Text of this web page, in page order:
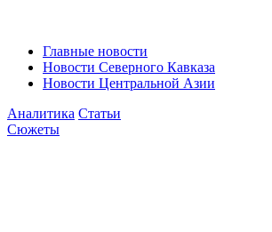
Главные новости
Новости Северного Кавказа
Новости Центральной Азии
Аналитика Статьи
Сюжеты